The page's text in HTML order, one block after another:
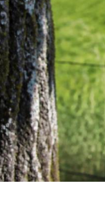
blog :
l’île
5 août 2026 0